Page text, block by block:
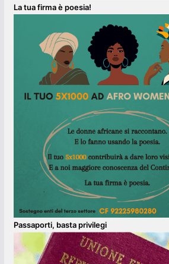
La tua firma è poesia!
Passaporti, basta privilegi